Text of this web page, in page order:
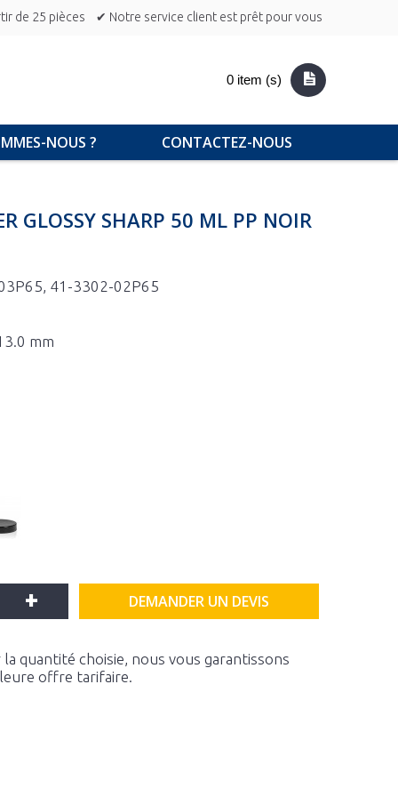
de 25 pièces ✔ Notre service client est prêt pour vous
0 item (s)
NOUS ? CONTACTEZ-NOUS
GLOSSY SHARP 50 ML PP NOIR
41-3302-02P65
mm
+ DEMANDER UN DEVIS
quantité choisie, nous vous garantissons
offre tarifaire.